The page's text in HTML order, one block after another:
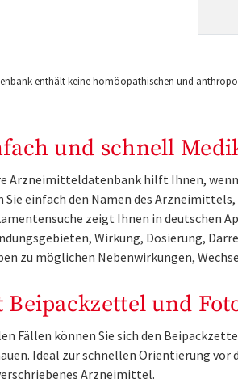
enthält keine homöopathischen und
und schnell
Arzneimitteldatenbank hilft Ihnen,
Sie einfach den Namen des
zeigt Ihnen in deutschen
Wirkung, Dosierung,
zu möglichen Nebenwirkungen,
Beipackzettel und
Fällen können Sie sich den
Ideal zur schnellen Orientierung
Arzneimittel.